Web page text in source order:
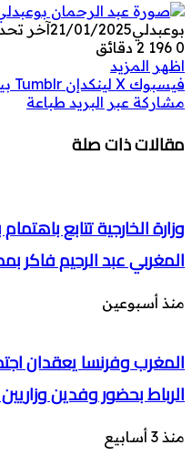
بوعبدلي21/01/2025آخر تحديث:
0
2 دقائق
اظهر المزيد
فيسبوك ‫X لينكدإن
مشاركة عبر البريد طباعة
مقالات ذات صلة
وزارة الخارجية تتابع
المغربي عبد الرحيم فاكر
منذ أسبوعين
المغرب وفرنسا يعقدان
الرباط بحضور وفدين
منذ 3 أسابيع